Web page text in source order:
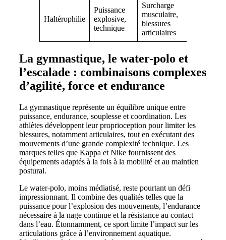
Haltérophilie
Puissance
explosive,
technique
Surcharge
musculaire,
blessures
articulaires
La gymnastique, le water-polo et
l’escalade : combinaisons complexes
d’agilité, force et endurance
La gymnastique représente un équilibre unique entre
puissance, endurance, souplesse et coordination. Les
athlètes développent leur proprioception pour limiter les
blessures, notamment articulaires, tout en exécutant des
mouvements d’une grande complexité technique. Les
marques telles que Kappa et Nike fournissent des
équipements adaptés à la fois à la mobilité et au maintien
postural.
Le water-polo, moins médiatisé, reste pourtant un défi
impressionnant. Il combine des qualités telles que la
puissance pour l’explosion des mouvements, l’endurance
nécessaire à la nage continue et la résistance au contact
dans l’eau. Étonnamment, ce sport limite l’impact sur les
articulations grâce à l’environnement aquatique.